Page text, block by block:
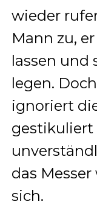
wieder
Mann zu,
lassen und
legen.
ignoriert
gestikuliert
das
sich.